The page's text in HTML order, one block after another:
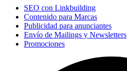
SEO con Linkbuilding
Contenido para Marcas
Publicidad para anunciantes
Envío de Mailings y Newsletters
Promociones